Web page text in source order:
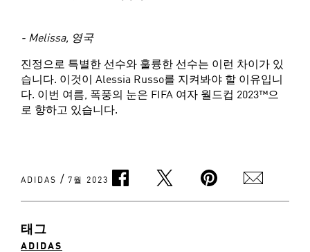
- Melissa, 영국
진정으로 특별한 선수와 훌륭한 선수는 이런 차이가 있
습니다. 이것이 Alessia Russo를 지켜봐야 할 이유입니
다. 이번 여름, 폭풍의 눈은 FIFA 여자 월드컵 2023™으
로 향하고 있습니다.
ADIDAS / 7월 2023
태그
ADIDAS